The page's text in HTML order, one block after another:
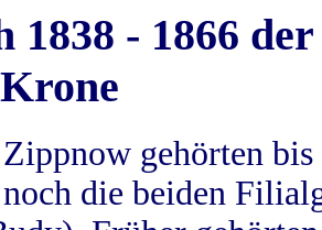
1838 - 1866
gehörten
die beiden